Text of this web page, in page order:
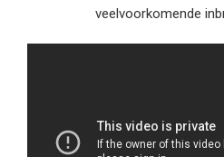
veelvoorkomende